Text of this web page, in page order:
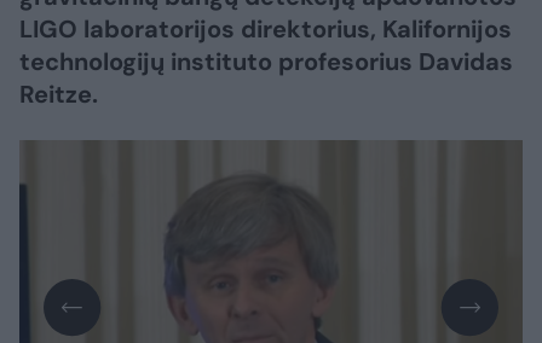
LIGO laboratorijos direktorius, Kalifornijos
technologijų instituto profesorius Davidas
Reitze.